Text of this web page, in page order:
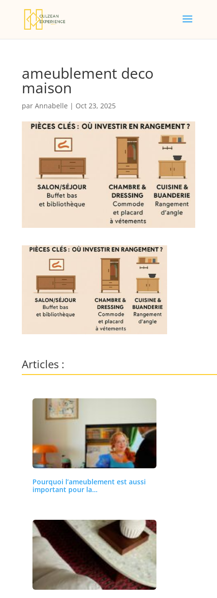
ameublement deco
maison
par Annabelle | Oct 23, 2025
Articles :
Pourquoi l’ameublement est aussi
important pour la…